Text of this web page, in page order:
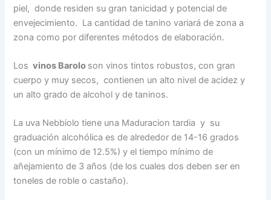
piel, donde residen su gran tanicidad y potencial de
envejecimiento. La cantidad de tanino variará de zona a
zona como por diferentes métodos de elaboración.
Los vinos Barolo son vinos tintos robustos, con gran
cuerpo y muy secos, contienen un alto nivel de acidez y
un alto grado de alcohol y de taninos.
La uva Nebbiolo tiene una Maduracion tardia y su
graduación alcohólica es de alrededor de 14-16 grados
(con un mínimo de 12.5%) y el tiempo mínimo de
añejamiento de 3 años (de los cuales dos deben ser en
toneles de roble o castaño).